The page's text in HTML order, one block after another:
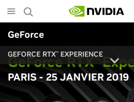
to
main
content
GeForce
GEFORCE RTX™ EXPERIENCE
GeForce RTX™
PARIS - 25 JANVIER 2019